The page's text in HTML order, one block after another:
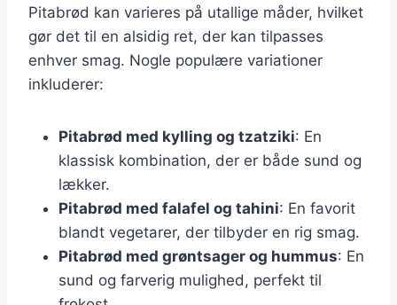
Pitabrød kan varieres på utallige måder, hvilket
gør det til en alsidig ret, der kan tilpasses
enhver smag. Nogle populære variationer
inkluderer:
Pitabrød med kylling og tzatziki: En
klassisk kombination, der er både sund og
lækker.
Pitabrød med falafel og tahini: En favorit
blandt vegetarer, der tilbyder en rig smag.
Pitabrød med grøntsager og hummus: En
sund og farverig mulighed, perfekt til